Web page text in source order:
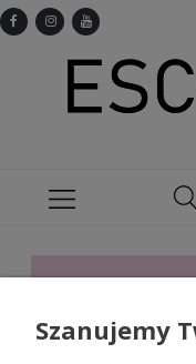
Ten produkt jest
Szanujemy